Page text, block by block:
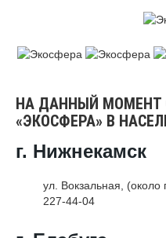
НА ДАННЫЙ
«ЭКОСФЕРА» В
г. Нижнекамск
ул. Вокзальная,
227-44-04